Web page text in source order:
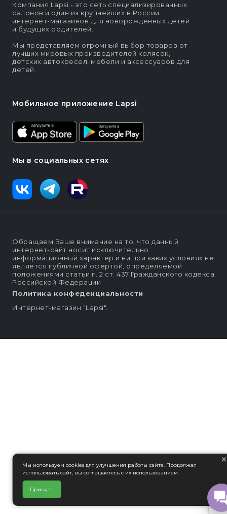
Компания Lapsi - это сеть специализированных
салонов и один из крупнейших в России
интернет-магазинов для новорождённых детей
и будущих родителей.
Мы представляем огромный выбор товаров от
лучших мировых производителей колясок,
детских автокресел, мебели и аксессуаров для
детей.
Мобильное приложение Lapsi
Мы в социальных сетях
Обращаем Ваше внимание на то, что данный
интернет-сайт носит исключительно
информационный характер и ни при каких условиях не
является публичной офертой, определяемой
положениями статьи п. 2 ст. 437 Гражданского кодекса
Российской Федерации
Политика конфеденциальности
Интернет-магазин "Lapsi".
×
Мы используем cookies для улучшения работы сайта. Продолжая
использовать сайт, вы соглашаетесь с их использованием.
Принять